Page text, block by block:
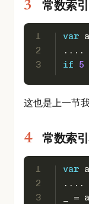
常数索引
1
2
3
var
....
if
5
这也是上一节
常数索
1
2
3
var
....
_ =